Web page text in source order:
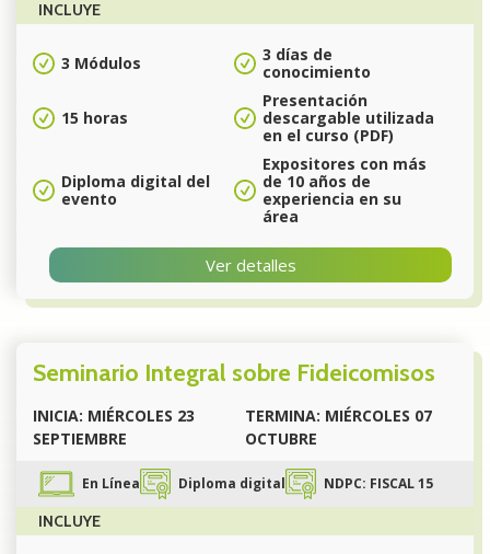
INCLUYE
3 Módulos
3 días de
conocimiento
15 horas
Presentación
descargable utilizada
en el curso (PDF)
Diploma digital del
evento
Expositores con más
de 10 años de
experiencia en su
área
Ver detalles
Seminario Integral sobre Fideicomisos
INICIA: MIÉRCOLES 23
SEPTIEMBRE
TERMINA: MIÉRCOLES 07
OCTUBRE
En Línea Diploma digital NDPC: FISCAL 15
INCLUYE